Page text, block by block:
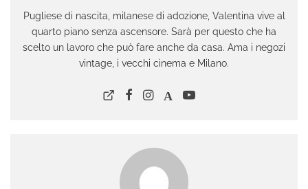
Pugliese di nascita, milanese di adozione, Valentina vive al
quarto piano senza ascensore. Sarà per questo che ha
scelto un lavoro che può fare anche da casa. Ama i negozi
vintage, i vecchi cinema e Milano.